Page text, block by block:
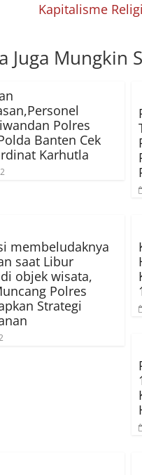
Kapitalisme
Juga Mungkin
Polres
Banten Cek
Karhutla
membeludaknya
saat Libur
objek wisata,
Polres
Strategi